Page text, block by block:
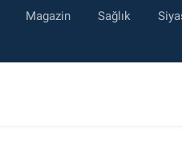
Magazin Sağlık